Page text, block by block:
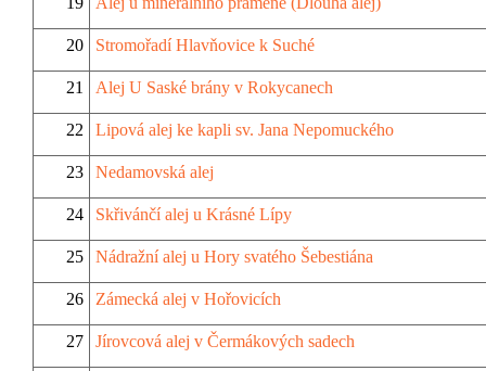
20 Stromořadí Hlavňovice k Suché
21 Alej U Saské brány v Rokycanech
22 Lipová alej ke kapli sv. Jana Nepomuckého
23 Nedamovská alej
24 Skřivánčí alej u Krásné Lípy
25 Nádražní alej u Hory svatého Šebestiána
26 Zámecká alej v Hořovicích
27 Jírovcová alej v Čermákových sadech